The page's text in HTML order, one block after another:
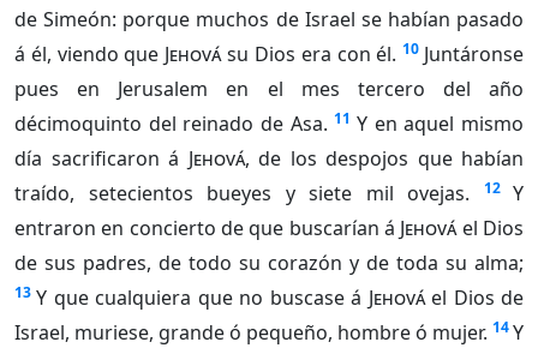
de Simeón: porque muchos de Israel se habían pasado
á él, viendo que Jehovásu Dios era con él. 10 Juntáronse
pues en Jerusalem en el mes tercero del año
décimoquinto del reinado de Asa. 11 Y en aquel mismo
día sacrificaron á Jehová, de los despojos que habían
traído, setecientos bueyes y siete mil ovejas.
12
Y
entraron en concierto de que buscarían á Jehováel Dios
de sus padres, de todo su corazón y de toda su alma;
13 Y que cualquiera que no buscase á Jehováel Dios de
Israel, muriese, grande ó pequeño, hombre ó mujer. 14Y